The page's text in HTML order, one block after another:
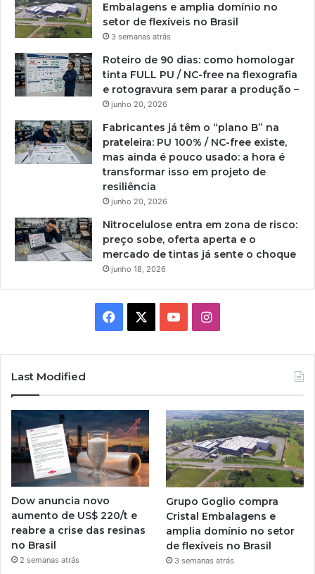
Embalagens e amplia domínio no
setor de flexíveis no Brasil
3 semanas atrás
Roteiro de 90 dias: como homologar
tinta FULL PU / NC-free na flexografia
e rotogravura sem parar a produção –
junho 20, 2026
Fabricantes já têm o “plano B” na
prateleira: PU 100% / NC-free existe,
mas ainda é pouco usado: a hora é
transformar isso em projeto de
resiliência
junho 20, 2026
Nitrocelulose entra em zona de risco:
preço sobe, oferta aperta e o
mercado de tintas já sente o choque
junho 18, 2026
Facebook YouTubeInstagram
Last Modified
Dow anuncia novo
aumento de US$ 220/t e
reabre a crise das resinas
no Brasil
2 semanas atrás
Grupo Goglio compra
Cristal Embalagens e
amplia domínio no setor
de flexíveis no Brasil
3 semanas atrás